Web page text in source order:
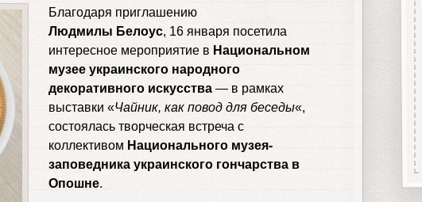
Благодаря приглашению
Людмилы Белоус, 16 января посетила
интересное мероприятие в Национальном
музее украинского народного
декоративного искусства — в рамках
выставки «Чайник, как повод для беседы«,
состоялась творческая встреча с
коллективом Национального музея-
заповедника украинского гончарства в
Опошне.